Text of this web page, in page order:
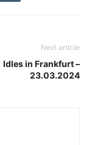
Next article
Idles in Frankfurt –
23.03.2024